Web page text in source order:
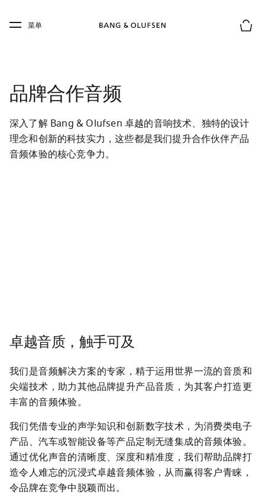
Skip to main footer
菜单
品牌合作音频
深入了解 Bang & Olufsen 卓越的音响技术、独特的设计
理念和创新的科技实力，这些都是我们提升合作伙伴产品
音频体验的核心竞争力。
卓越音质，触手可及
我们是音频解决方案的专家，精于运用世界一流的音质和
尖端技术，助力其他品牌提升产品音质，为其客户打造更
丰富的音频体验。
我们凭借专业的声学知识和创新数字技术，为消费类电子
产品、汽车或智能设备等产品定制无缝集成的音频体验。
通过优化声音的清晰度、深度和精准度，我们帮助品牌打
造令人难忘的沉浸式卓越音频体验，从而赢得客户青睐，
令品牌在竞争中脱颖而出。